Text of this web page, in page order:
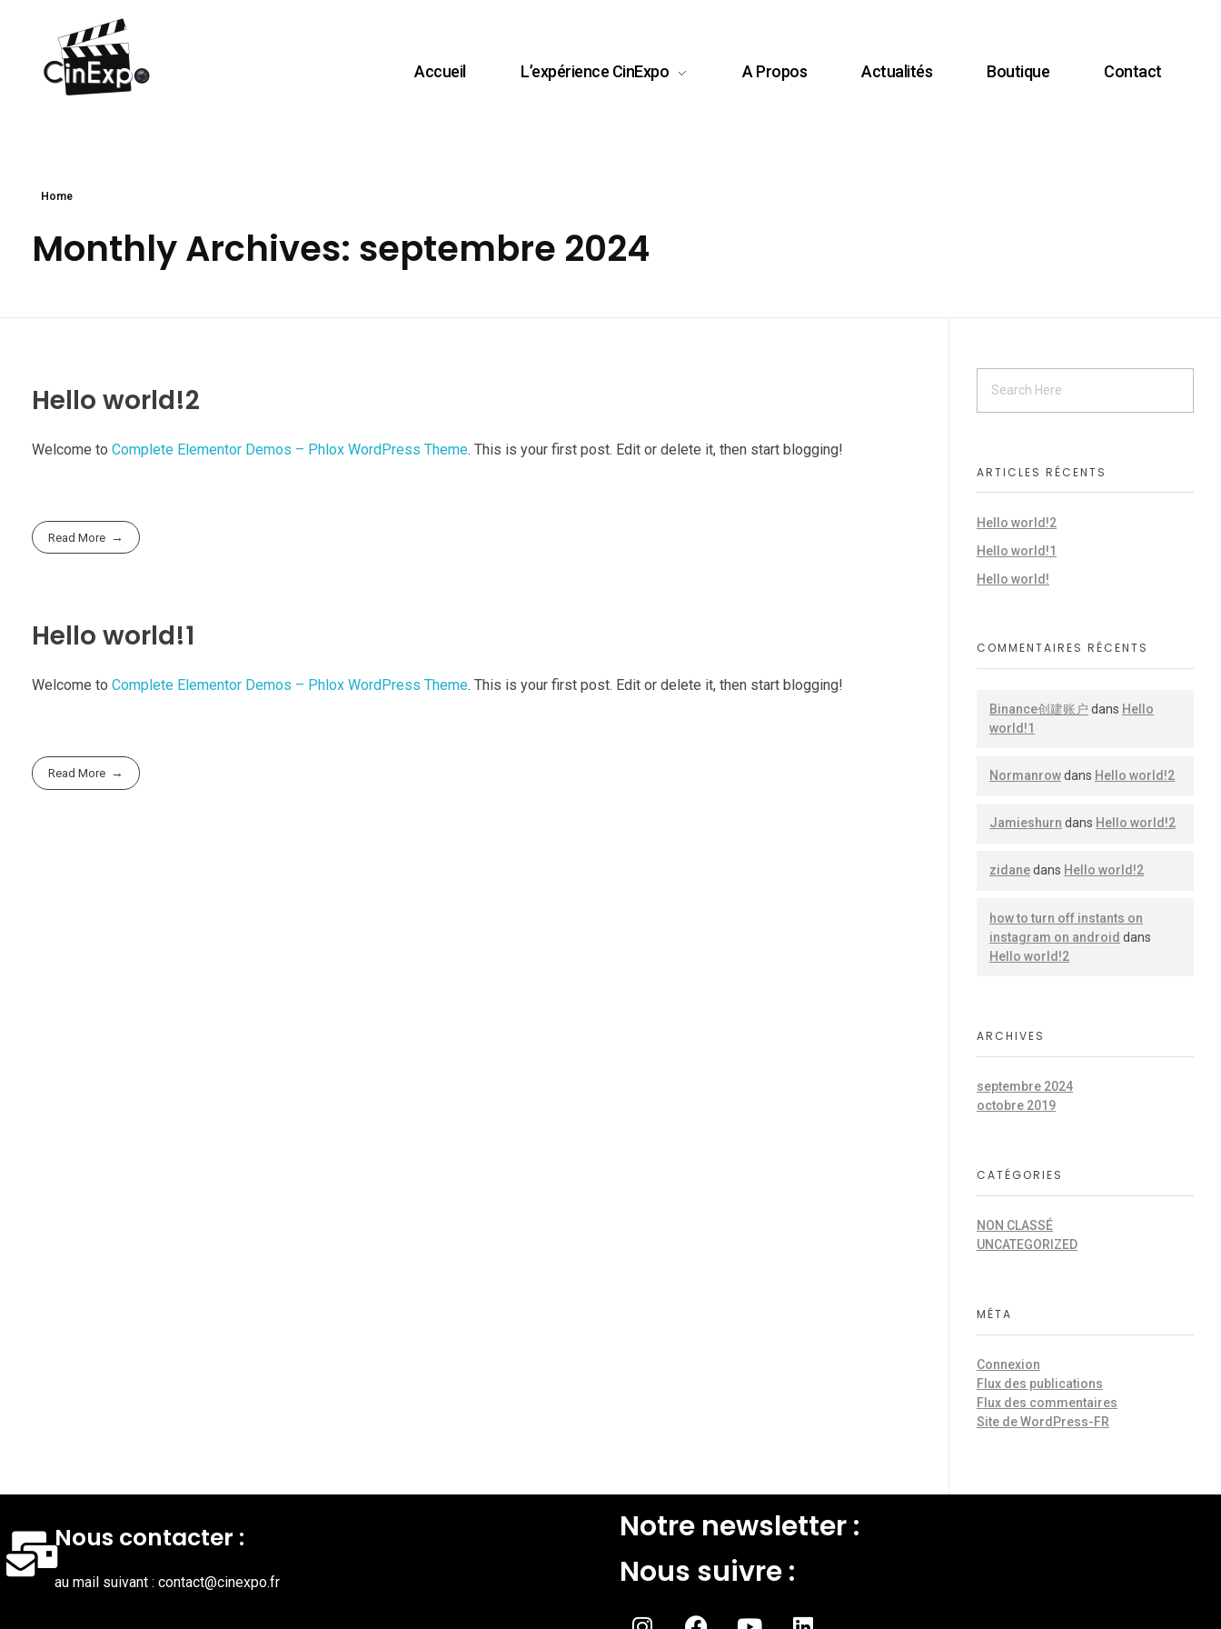
Accueil L’expérience CinExpo A Propos Actualités Boutique Contact
Home
Monthly Archives: septembre 2024
Hello world!2
Welcome to Complete Elementor Demos – Phlox WordPress Theme. This is your first post. Edit or delete it, then start blogging!
Read More
Hello world!1
Welcome to Complete Elementor Demos – Phlox WordPress Theme. This is your first post. Edit or delete it, then start blogging!
Read More
ARTICLES RÉCENTS
Hello world!2
Hello world!1
Hello world!
COMMENTAIRES RÉCENTS
Binance创建账户 dans Hello
world!1
Normanrowdans Hello world!2
Jamieshurn dans Hello world!2
zidanedans Hello world!2
how to turn off instants on
instagram on android dans
Hello world!2
ARCHIVES
septembre 2024
octobre 2019
CATÉGORIES
NON CLASSÉ
UNCATEGORIZED
MÉTA
Connexion
Flux des publications
Flux des commentaires
Site de WordPress-FR
Nous contacter :
au mail suivant : contact@cinexpo.fr
Notre newsletter :
Nous suivre :